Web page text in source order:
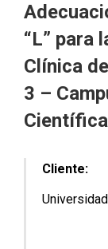
“L” para
Clínica
3 –
Cliente: